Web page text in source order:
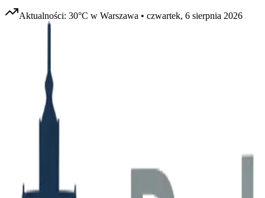
Aktualności: 30°C w Warszawa • czwartek, 6 sierpnia 2026